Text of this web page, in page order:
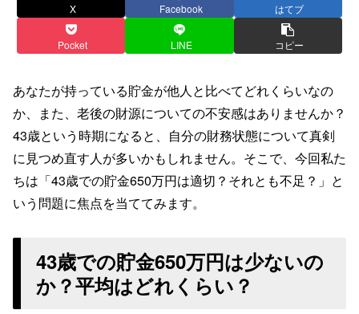
X Facebook はてブ
Pocket LINE コピー
あなたが持っている貯金が他人と比べてどれくらいなの
か、また、老後の財源についての不安感はありませんか？
43歳という時期になると、自分の財務状態について真剣
に見つめ直す人が多いかもしれません。そこで、今回私た
ちは「43歳での貯金650万円は適切？それとも不足？」と
いう問題に焦点を当ててみます。
43歳での貯金650万円は少ないの
か？平均はどれくらい？